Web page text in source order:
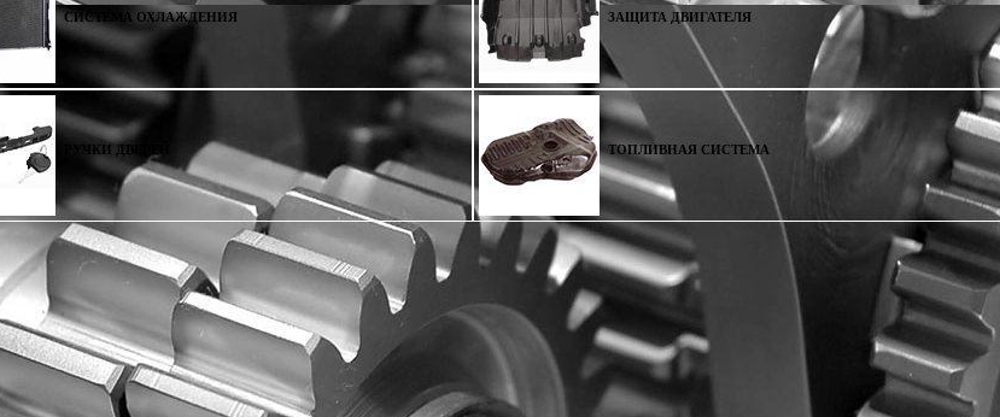
СИСТЕМА ОХЛАЖДЕНИЯ ЗАЩИТА ДВИГАТЕЛЯ
РУЧКИ ДВЕРЕЙ ТОПЛИВНАЯ СИСТЕМА